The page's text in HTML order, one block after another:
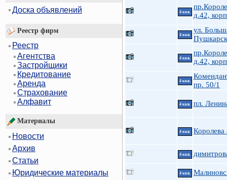
Доска объявлений
Реестр фирм
Реестр
Агентства
Застройщики
Кредитование
Аренда
Страхование
Алфавит
Материалы
Новости
Архив
Статьи
Юридические материалы
4 ккв.
д.42,
4 ккв.
ул.
4 ккв.
д.42,
4 ккв.
пр. 50/1
4 ккв. пл.
4 ккв. Королева
4 ккв.
4 ккв.